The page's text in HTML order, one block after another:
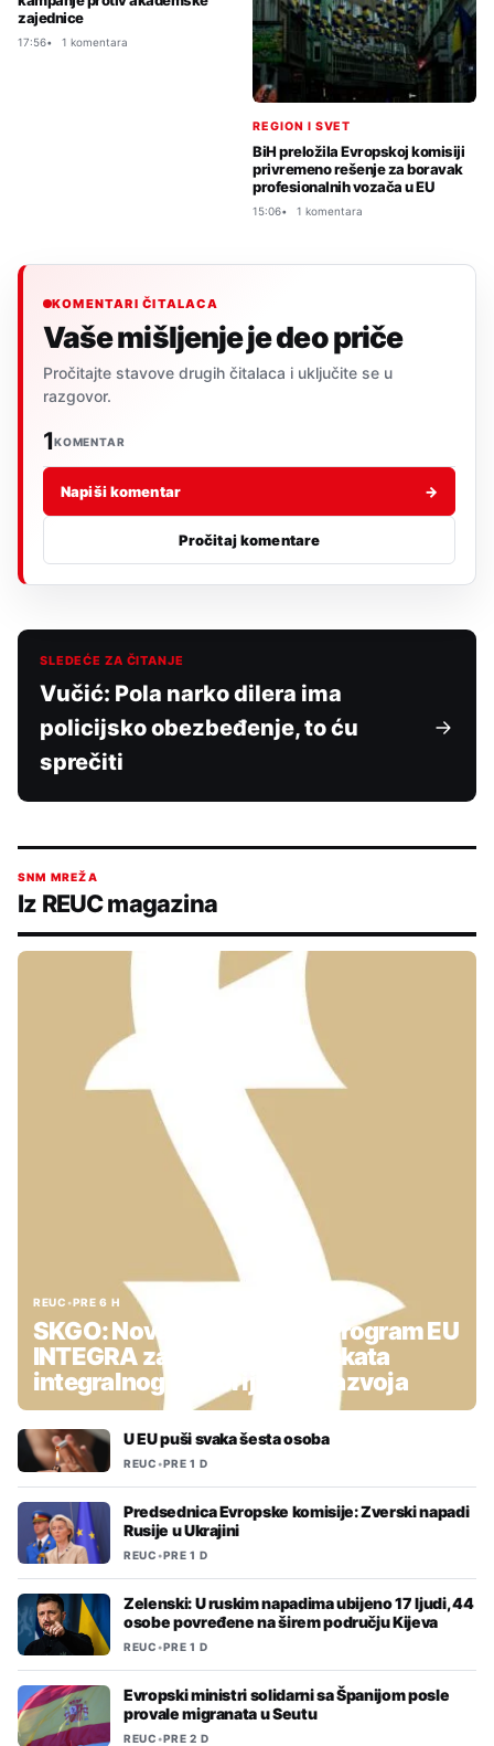
zajednice
17:56 1 komentara
REGION I SVET
BiH preložila Evropskoj komisiji
privremeno rešenje za boravak
profesionalnih vozača u EU
15:06 1 komentara
KOMENTARI ČITALACA
Vaše mišljenje je deo priče
Pročitajte stavove drugih čitalaca i uključite se u
razgovor.
1KOMENTAR
Napiši komentar →
Pročitaj komentare
SLEDEĆE ZA ČITANJE
Vučić: Pola narko dilera ima
policijsko obezbeđenje, to ću
sprečiti
SNM MREŽA
Iz REUC magazina
REUC •PRE 6 H
SKGO: Nova podrška kroz Program EU
INTEGRA za pripremu projekata
integralnog teritorijalnog razvoja
U EU puši svaka šesta osoba
REUC•PRE 1 D
Predsednica Evropske komisije: Zverski napadi
Rusije u Ukrajini
REUC•PRE 1 D
Zelenski: U ruskim napadima ubijeno 17 ljudi, 44
osobe povređene na širem području Kijeva
REUC•PRE 1 D
Evropski ministri solidarni sa Španijom posle
provale migranata u Seutu
REUC•PRE 2 D